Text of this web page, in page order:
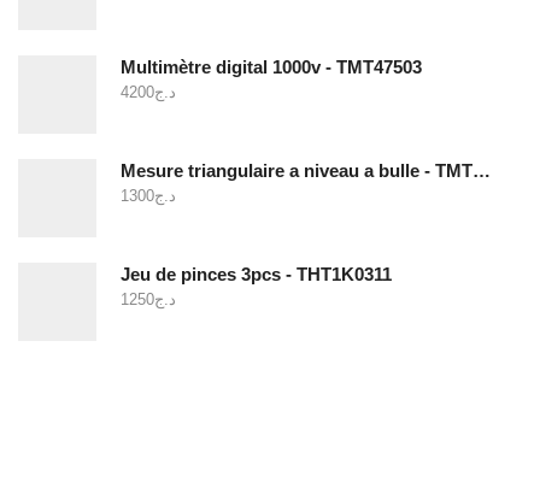
Multimètre digital 1000v - TMT47503
د.ج4200
Mesure triangulaire a niveau a bulle - TMT646003
د.ج1300
Jeu de pinces 3pcs - THT1K0311
د.ج1250